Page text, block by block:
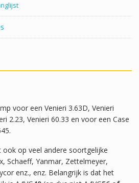
voor een Venieri 3.63D, Venieri
2.23, Venieri 60.33 en voor een Case
op veel andere soortgelijke
Schaeff, Yanmar, Zettelmeyer,
enz., enz. Belangrijk is dat het